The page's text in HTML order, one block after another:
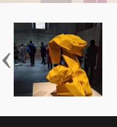
‹